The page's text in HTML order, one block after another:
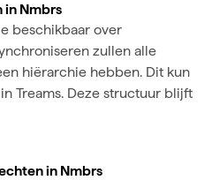
in Nmbrs
beschikbaar over
zullen alle
hiërarchie hebben. Dit kun
Treams. Deze structuur blijft
in Nmbrs